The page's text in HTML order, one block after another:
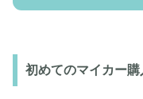
初めてのマイカー購